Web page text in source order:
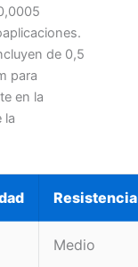
de 0,5
para
en la
la
Medio